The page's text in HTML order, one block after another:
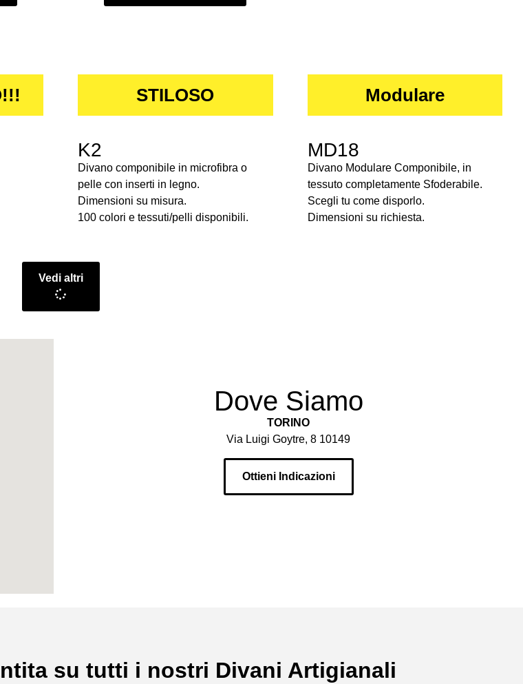
STILOSO
K2
Divano componibile in microfibra o
pelle con inserti in legno.
Dimensioni su misura.
100 colori e tessuti/pelli disponibili.
Modulare
MD18
Divano Modulare Componibile, in
tessuto completamente Sfoderabile.
Scegli tu come disporlo.
Dimensioni su richiesta.
Vedi altri
Dove Siamo
TORINO
Via Luigi Goytre, 8 10149
Ottieni Indicazioni
su tutti i nostri Divani Artigianali